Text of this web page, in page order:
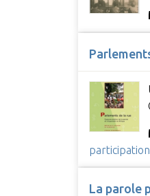
participation
La parole